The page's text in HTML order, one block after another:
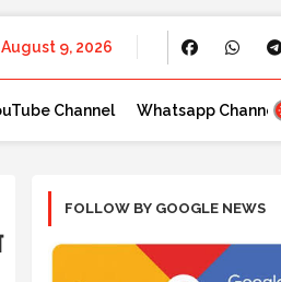
August 9, 2026
Channel Whatsapp Channel
FOLLOW BY GOOGLE NEWS